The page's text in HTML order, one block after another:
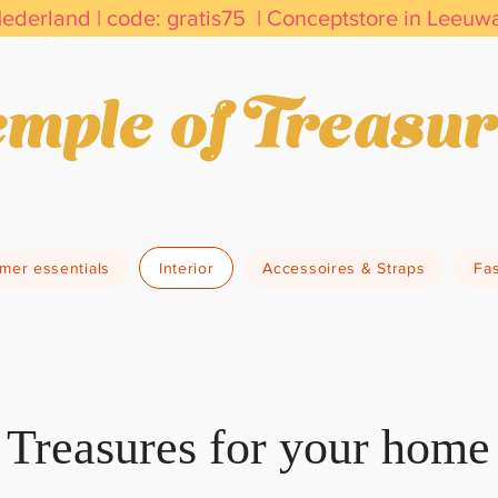
in huis         Duurzaam & Bewust
| code: gratis75 | Conceptstore in
of
essentials Interior Accessoires & Straps
Treasures for your home